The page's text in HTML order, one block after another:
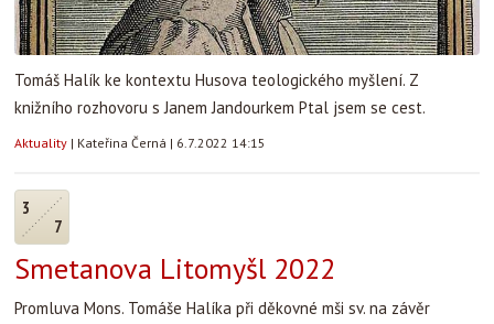
Tomáš Halík ke kontextu Husova teologického myšlení. Z
knižního rozhovoru s Janem Jandourkem Ptal jsem se cest.
Aktuality | Kateřina Černá | 6.7.2022 14:15
3
7
Smetanova Litomyšl 2022
Promluva Mons. Tomáše Halíka při děkovné mši sv. na závěr